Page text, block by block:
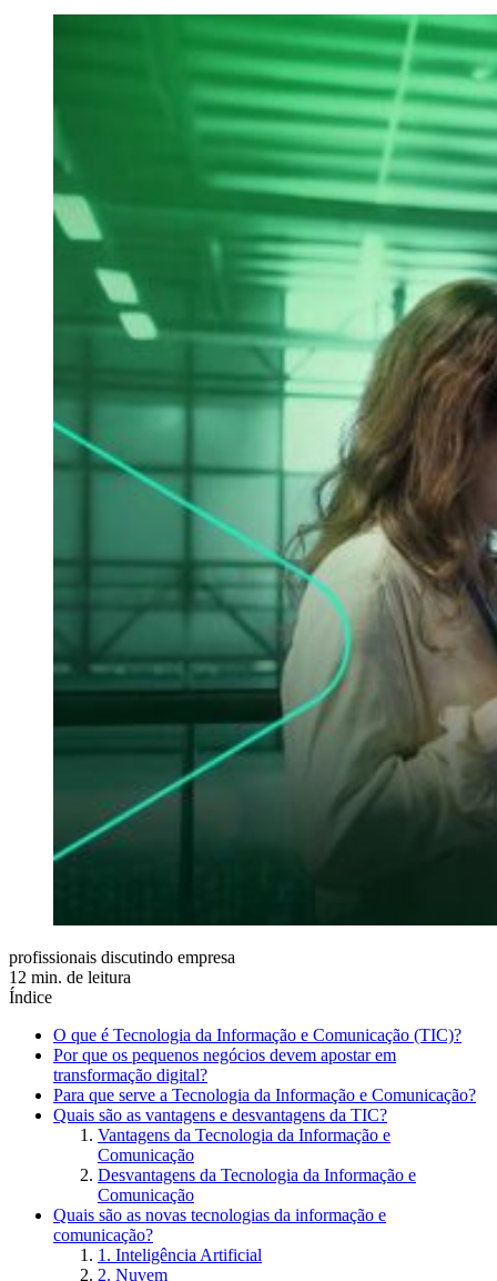
profissionais discutindo empresa
12 min. de leitura
Índice
O que é Tecnologia da Informação e Comunicação (TIC)?
Por que os pequenos negócios devem apostar em
transformação digital?
Para que serve a Tecnologia da Informação e Comunicação?
Quais são as vantagens e desvantagens da TIC?
Vantagens da Tecnologia da Informação e
Comunicação
Desvantagens da Tecnologia da Informação e
Comunicação
Quais são as novas tecnologias da informação e
comunicação?
1. Inteligência Artificial
2. Nuvem